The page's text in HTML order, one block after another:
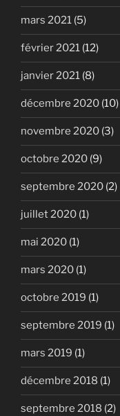
mars 2021 (5)
février 2021 (12)
janvier 2021 (8)
décembre 2020 (10)
novembre 2020 (3)
octobre 2020 (9)
septembre 2020 (2)
juillet 2020 (1)
mai 2020 (1)
mars 2020 (1)
octobre 2019 (1)
septembre 2019 (1)
mars 2019 (1)
décembre 2018 (1)
septembre 2018 (2)